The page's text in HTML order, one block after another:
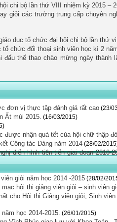
chi bộ lần thứ VIII nhiệm kỳ 2015 –
giỏi các trường trung cấp chuyên
dục tổ chức đại hội chi bộ lần thứ
chức đối thoại sinh viên học kì 2
thể thao chào mừng ngày thành
đơn vị thực tập đánh giá rất cao (23/
Ất mùi 2015. (16/03/2015)
được nhận quà tết của hội chữ thập
Công tác Đảng năm 2014 (28/02/
điển hình tiên tiến giai đoạn 2010-
giỏi năm học 2014 -2015 (28/02/
hội thi giảng viên giỏi – sinh viên
cho Hội thi Giảng viên giỏi, Sinh
học 2014-2015. (26/01/2015)